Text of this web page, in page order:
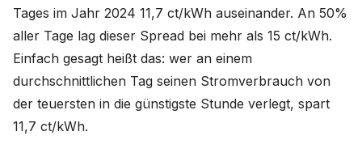
Tages im Jahr 2024 11,7 ct/kWh auseinander. An 50%
aller Tage lag dieser Spread bei mehr als 15 ct/kWh.
Einfach gesagt heißt das: wer an einem
durchschnittlichen Tag seinen Stromverbrauch von
der teuersten in die günstigste Stunde verlegt, spart
11,7 ct/kWh.